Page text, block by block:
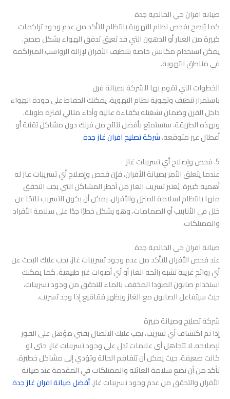
صيانة افران حي الخالدية جدة
كما يُنصح بفحص نظام التهوية بانتظام للتأكد من عدم وجود تراكمات
كبيرة من الغبار أو الدهون التي قد تعيق تدفق الهواء بشكل صحيح.
يمكن استخدام مكانس خاصة بتنظيف الأفران لإزالة الرواسب المتراكمة
في مناطق التهوية.
الخطوات التي تقوم بها الشركة بصيانة فرن
باستمرار تنظيف وتهوية نظام التهوية، يمكنك الحفاظ على جودة الهواء
داخل الفرن وضمان تشغيله بكفاءة عالية وأداء مثالي لفترة طويلة.
وبهذه الطريقة، ستستمتع بأفضل نتائج من فرنك دون مشاكل تقنية أو
أعطال غير متوقعة.شركة تصليح افران غاز جدة
5. فحص وإصلاح أي تسريبات غاز
عندما يتعلق الأمر بصيانة الأفران، فإن فحص وإصلاح أي تسريبات غاز له
أهمية كبيرة. يُعتبر تسريب الغاز من أخطر المشاكل التي يجب التحقق
منها بانتظام لسلامة المنزل والأفران. يمكن أن يكون التسريب ناتجًا عن
خلل في الأنابيب أو الصمامات، وهو يشكل خطرًا جدًا على سلامة الأفراد
والممتلكات.
صيانة افران حي الخالدية جدة
عند فحص الأفران للتأكد من عدم وجود تسريبات غاز، يجب عليك البحث عن
أي روائح غريبة تشبه رائحة الغاز أو أي أصوات غير طبيعية. كما يمكنك
استخدام صابون الصودا المخفف بالماء للتحقق من وجود تسريبات،
حيث سيتفاعل الصابون مع الغاز ويظهر فقاقيع إذا وجد تسريب.
شركة تصليح وصيانة خبيرة
إذا تم اكتشاف أي تسريب، يجب عليك الاتصال بفني مؤهل على الفور
لإصلاحه. لا تتجاهل أي علامات تدل على وجود تسريبات غاز، حتى لو
كانت ضعيفة، حيث يمكن أن تتفاقم الحالة وتؤدي إلى مشاكل خطيرة.
تأكد من أن تضع سلامة العائلة والممتلكات في المقدمة عند صيانة
الأفران والتحقق من عدم وجود تسريبات غاز.أفضل صيانة افران غاز جدة